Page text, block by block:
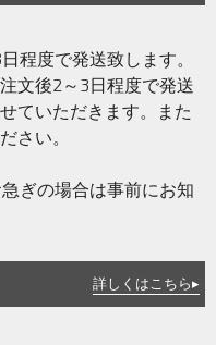
程度で発送致します。
文後2～3日程度で発送
ていただきます。また
さい。
ぎの場合は事前にお知
詳しくはこちら▸